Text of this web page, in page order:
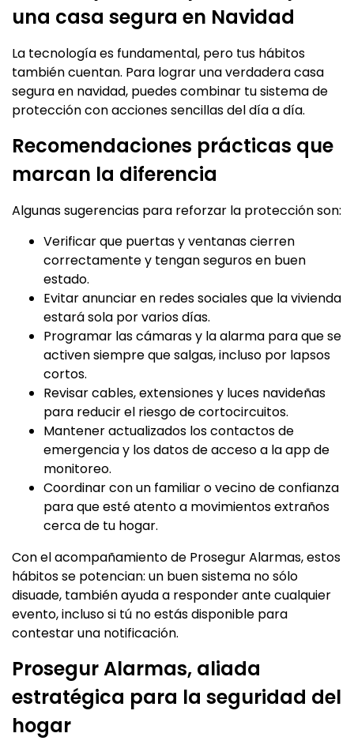
una casa segura en Navidad
La tecnología es fundamental, pero tus hábitos
también cuentan. Para lograr una verdadera casa
segura en navidad, puedes combinar tu sistema de
protección con acciones sencillas del día a día.
Recomendaciones prácticas que
marcan la diferencia
Algunas sugerencias para reforzar la protección son:
Verificar que puertas y ventanas cierren
correctamente y tengan seguros en buen
estado.
Evitar anunciar en redes sociales que la vivienda
estará sola por varios días.
Programar las cámaras y la alarma para que se
activen siempre que salgas, incluso por lapsos
cortos.
Revisar cables, extensiones y luces navideñas
para reducir el riesgo de cortocircuitos.
Mantener actualizados los contactos de
emergencia y los datos de acceso a la app de
monitoreo.
Coordinar con un familiar o vecino de confianza
para que esté atento a movimientos extraños
cerca de tu hogar.
Con el acompañamiento de Prosegur Alarmas, estos
hábitos se potencian: un buen sistema no sólo
disuade, también ayuda a responder ante cualquier
evento, incluso si tú no estás disponible para
contestar una notificación.
Prosegur Alarmas, aliada
estratégica para la seguridad del
hogar